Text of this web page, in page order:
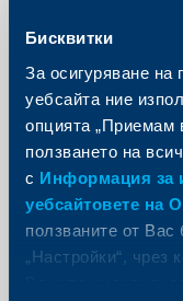
Бисквитки
За осигуряване на
уебсайта ние
опцията „Приемам
ползването на
с Информация за
уебсайтовете на
ползваните от Вас
„Настройки“, чрез
икономика са на
сектор. Все по-
на компании,
въглероден
Още
ESG кръгова
устойчиво